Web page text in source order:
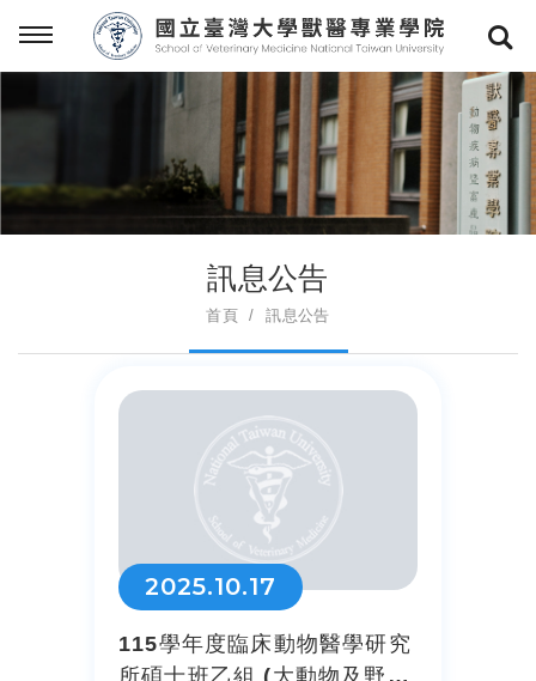
訊息公告
首頁 訊息公告
2025.10.17
115學年度臨床動物醫學研究
所碩士班乙組 (大動物及野生